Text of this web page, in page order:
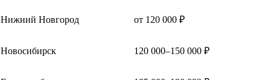
Нижний Новгород от 120 000 ₽
Новосибирск 120 000–150 000 ₽